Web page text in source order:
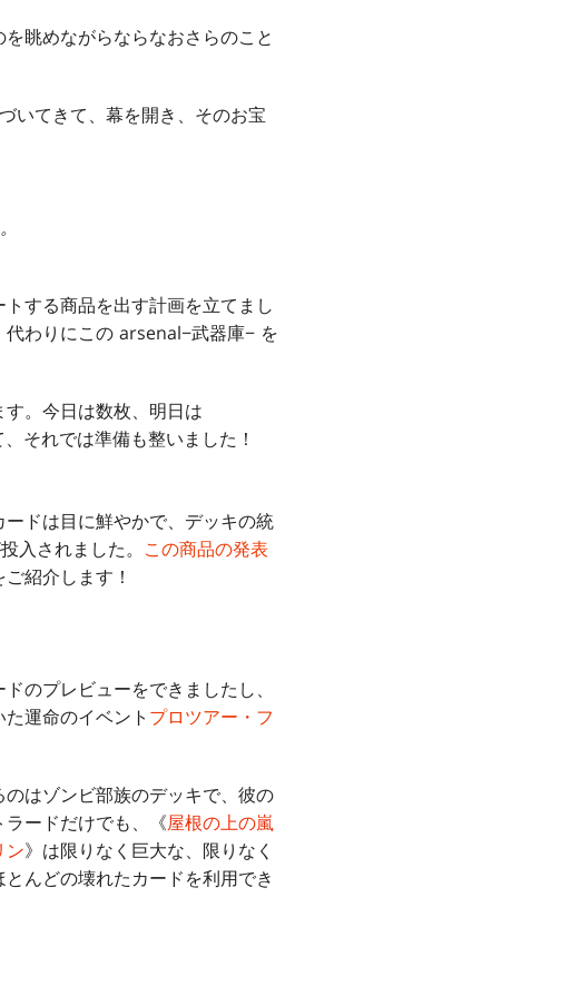
眺めながらならなおさらのこと
いてきて、幕を開き、そのお宝
する商品を出す計画を立てまし
わりにこの arsenal−武器庫− を
。今日は数枚、明日は
それでは準備も整いました！
ドは目に鮮やかで、デッキの統
入されました。 この商品の発表
紹介します！
のプレビューをできましたし、
運命のイベント プロツアー・フ
はゾンビ部族のデッキで、彼の
ードだけでも、《屋根の上の嵐
ン》は限りなく巨大な、限りなく
んどの壊れたカードを利用でき